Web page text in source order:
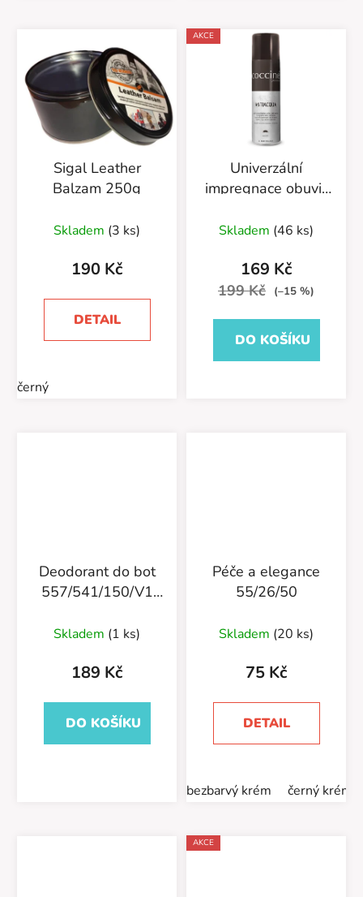
Sigal Leather
Balzam 250g
Skladem (3 ks)
190 Kč
DETAIL
černý
AKCE
Univerzální
impregnace obuvi-
55/58/250ML
Skladem (46 ks)
169 Kč
199 Kč (–15 %)
DO KOŠÍKU
Deodorant do bot
557/541/150/V1
Skladem (1 ks)
189 Kč
DO KOŠÍKU
Péče a elegance
55/26/50
Skladem (20 ks)
75 Kč
DETAIL
bezbarvý krém černý krém
AKCE